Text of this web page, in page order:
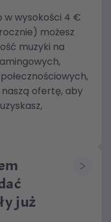
w wysokości 4 €
możesz
muzyki na
ofertę, aby
już